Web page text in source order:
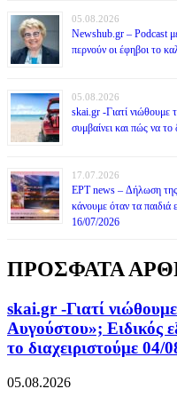
05.08.2026
Newshub.gr – Podcast
περνούν οι έφηβοι το
05.08.2026
skai.gr -Γιατί νιώθουμε
συμβαίνει και πώς να το
17.07.2026
ΕΡΤ news – Δήλωση
κάνουμε όταν τα παιδιά
16/07/2026
ΠΡΟΣΦΑΤΑ
skai.gr -Γιατί
Αυγούστου»; Ειδικός
το διαχειριστούμε 04/
05.08.2026